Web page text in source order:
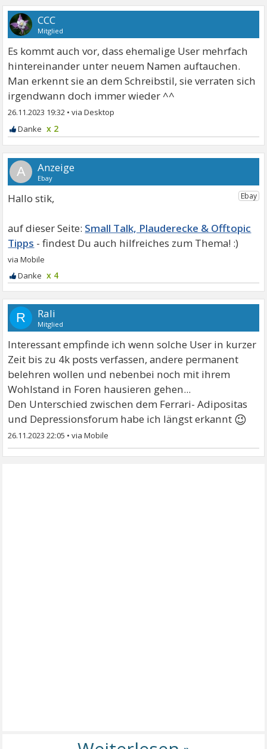
CCC
Mitglied
Es kommt auch vor, dass ehemalige User mehrfach
hintereinander unter neuem Namen auftauchen.
Man erkennt sie an dem Schreibstil, sie verraten sich
irgendwann doch immer wieder ^^
26.11.2023 19:32 •
x 2
A
Hallo stik,
Small Talk, Plauderecke & Offtopic
Tipps
x 4
R Rali
Mitglied
Interessant empfinde ich wenn solche User in kurzer
Zeit bis zu 4k posts verfassen, andere permanent
belehren wollen und nebenbei noch mit ihrem
Wohlstand in Foren hausieren gehen...
Den Unterschied zwischen dem Ferrari- Adipositas
und Depressionsforum habe ich längst erkannt 😉
26.11.2023 22:05 •